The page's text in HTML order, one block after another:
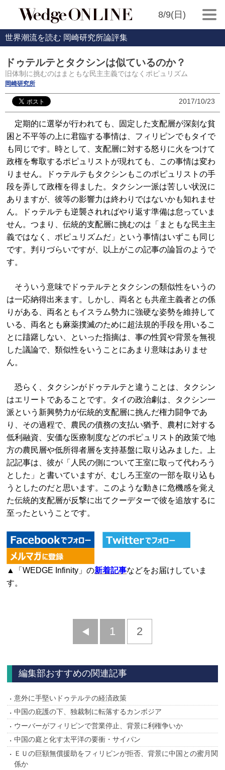
8/9(日)
世界潮流を読む 岡崎研究所論評集
ドゥテルテとタクシンは似ているのか？
旧体制に挑むのはまともな民主主義ではなくポピュリズム
岡崎研究所
2017/10/23
定期的に選挙が行われても、固定した支配層が深刻な貧
困と不平等の上に君臨する事情は、フィリピンでもタイで
も同じです。時として、支配層に対する怒りに火をつけて
政権を奪取するポピュリストが現れても、この事情は変わ
りません。ドゥテルテもタクシンもこのポピュリストの手
段を弄して政権を得ました。タクシン一派は苦しい状況に
ありますが、彼等の影響力は終わりではないかも知れませ
ん。ドゥテルテも逆襲されればやり返す準備は怠っていま
せん。つまり、伝統的支配層に挑むのは「まともな民主主
義ではなく、ポピュリズムだ」という事情はいずこも同じ
です。判りづらいですが、以上がこの記事の論旨のようで
す。
そういう意味でドゥテルテとタクシンの類似性をいうの
は一応納得出来ます。しかし、両名とも共産主義者との係
りがある、両名ともイスラム勢力に強硬な姿勢を維持して
いる、両名とも麻薬撲滅のために超法規的手段を用いるこ
とに躊躇しない、といった指摘は、事の性質や背景を無視
した議論で、類似性をいうことにあまり意味はありませ
ん。
恐らく、タクシンがドゥテルテと違うことは、タクシン
はエリートであることです。タイの政治劇は、タクシン一
派という新興勢力が伝統的支配層に挑んだ権力闘争であ
り、その過程で、農民の債務の支払い猶予、農村に対する
低利融資、安価な医療制度などのポピュリスト的政策で地
方の農民層や低所得者層を支持基盤に取り込みました。上
記記事は、彼が「人民の側について王室に取って代わろう
とした」と書いていますが、むしろ王室の一部を取り込も
うとしたのだと思います。このような動きに危機感を覚え
た伝統的支配層が反撃に出てクーデターで彼を追放するに
至ったということです。
▲「WEDGE Infinity」の新着記事などをお届けしていま
す。
前
1 2
編集部おすすめの関連記事
意外に手堅いドゥテルテの経済政策
中国の庇護の下、独裁制に転落するカンボジア
ウーバーがフィリピンで営業停止、背景に利権争いか
中国の庭と化す太平洋の要衝・サイパン
ＥＵの巨額無償援助をフィリピンが拒否、背景に中国との蜜月関
係か